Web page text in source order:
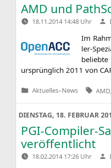
AMD und
18.11.2014 14:48 Uhr
Im
ler-
belieb­te
ursprüng­lich 2011 von
Veröffentlicht
Aktuelles–News Tags:
AMD
DIENSTAG, 18. FEBRUAR
PGI-Compiler-
veröffentlicht
18.02.2014 17:26 Uhr